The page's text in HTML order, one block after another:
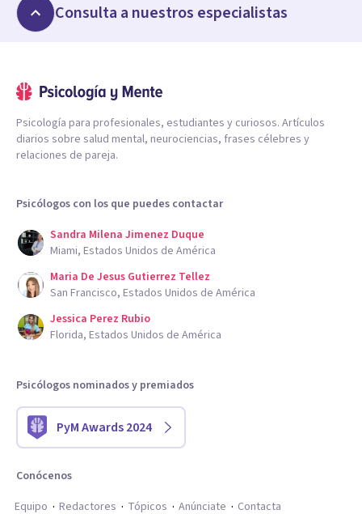
Consulta a nuestros especialistas
Psicología para profesionales, estudiantes y curiosos. Artículos
diarios sobre salud mental, neurociencias, frases célebres y
relaciones de pareja.
Psicólogos con los que puedes contactar
Sandra Milena Jimenez Duque
Miami, Estados Unidos de América
Maria De Jesus Gutierrez Tellez
San Francisco, Estados Unidos de América
Jessica Perez Rubio
Florida, Estados Unidos de América
Psicólogos nominados y premiados
PyM Awards 2024
Conócenos
Equipo
Redactores Tópicos Anúnciate Contacta